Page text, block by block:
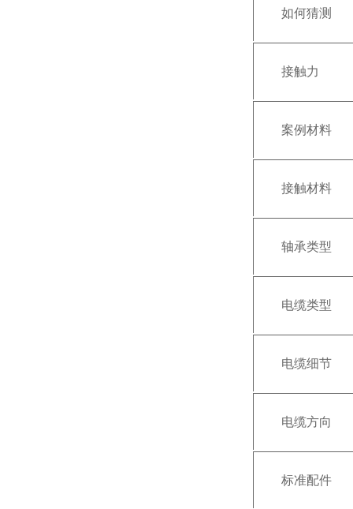
如何猜测
接触力
案例材料
接触材料
轴承类型
电缆类型
电缆细节
电缆方向
标准配件